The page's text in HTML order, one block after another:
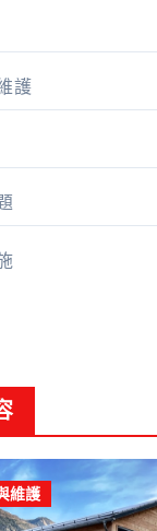
護
維護